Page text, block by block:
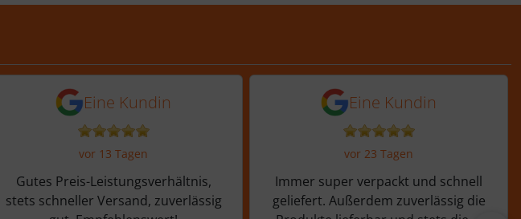
Sternen
vor 10 Tagen
5 von 5 Sternen von einer Kundin vor 13 Tagen
Eine Kundin
vor 13 Tagen
Gutes Preis-Leistungsverhältnis,
stets schneller Versand, zuverlässig
5 von 5 Sternen von
Eine Kundin
vor 23 Tagen
Immer super verpackt und schnell
geliefert. Außerdem zuverlässig die